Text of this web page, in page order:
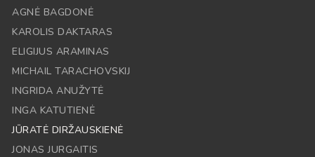
AGNĖ BAGDONĖ
KAROLIS DAKTARAS
ELIGIJUS ARAMINAS
MICHAIL TARACHOVSKIJ
INGRIDA ANUŽYTĖ
INGA KATUTIENĖ
JŪRATĖ DIRŽAUSKIENĖ
JONAS JURGAITIS